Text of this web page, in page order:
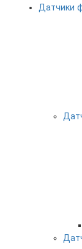
Датчики